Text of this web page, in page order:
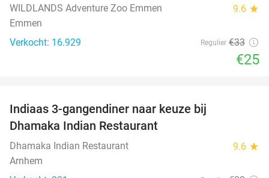
WILDLANDS Adventure Zoo Emmen 9.6 star
Emmen
Verkocht: 16.929
Regulier €33
€25
Indiaas 3-gangendiner naar keuze bij
Dhamaka Indian Restaurant
Dhamaka Indian Restaurant 9.6 star
Arnhem